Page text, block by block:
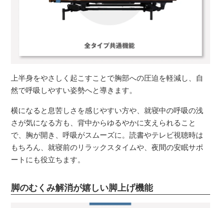
上半身をやさしく起こすことで胸部への圧迫を軽減し、自
然で呼吸しやすい姿勢へと導きます。
横になると息苦しさを感じやすい方や、就寝中の呼吸の浅
さが気になる方も、背中からゆるやかに支えられること
で、胸が開き、呼吸がスムーズに。読書やテレビ視聴時は
もちろん、就寝前のリラックスタイムや、夜間の安眠サポ
ートにも役立ちます。
脚のむくみ解消が嬉しい脚上げ機能